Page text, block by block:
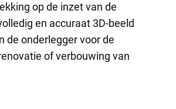
op de inzet van de
en accuraat 3D-beeld
de onderlegger voor de
of verbouwing van